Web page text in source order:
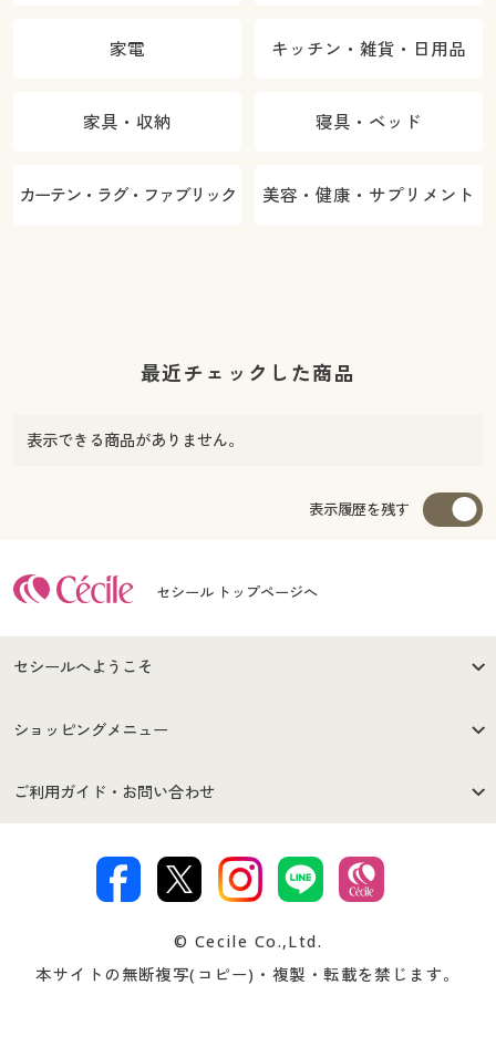
家電 キッチン・雑貨・日用品
家具・収納 寝具・ベッド
カーテン・ラグ・ファブリック 美容・健康・サプリメント
最近チェックした商品
表示できる商品がありません。
表示履歴を残す
セシール トップページへ
セシールへようこそ
はじめての方へ
セシールご利用規約
著作権・商標について 会社案内
ショッピングメニュー
商品カテゴリ
プレゼント＆キャンペーン サイトマップ
ご利用ガイド・お問い合わせ
交換・返品は お支払は
ついて
忘れの場合
© Cecile Co.,Ltd.
本サイトの無断複写(コピー)・複製・転載を禁じます。